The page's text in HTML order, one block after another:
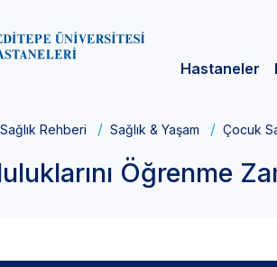
Hastaneler
Sağlık Rehberi Sağlık & Yaşam Çocuk
Öğrenme